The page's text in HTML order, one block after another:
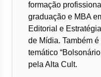
formação
graduação e MBA
Editorial e
de Mídia. Também
temático
pela Alta Cult.